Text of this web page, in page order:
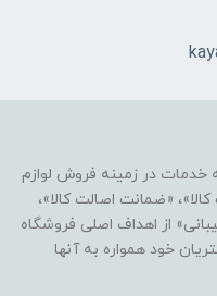
خدمات در زمینه فروش لوازم
«ضمانت اصالت کالا»،
از اهداف اصلی فروشگاه
خود همواره به آنها